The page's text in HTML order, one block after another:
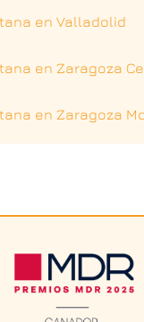
en Valladolid
en Zaragoza
en Zaragoza